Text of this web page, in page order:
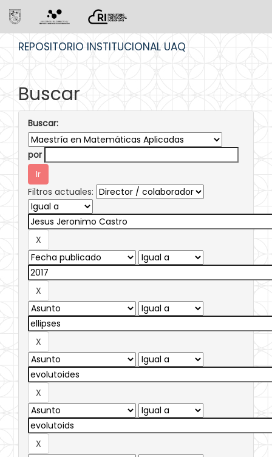
REPOSITORIO INSTITUCIONAL UAQ
Buscar
Buscar:
por
Filtros actuales: